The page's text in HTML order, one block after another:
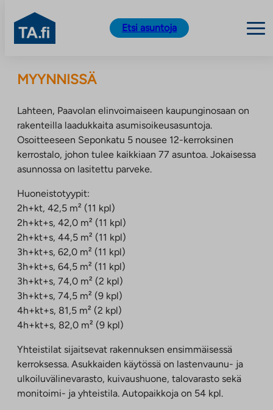
sisältöön
TA.fi
Etsi asuntoja
MYYNNISSÄ
Lahteen, Paavolan elinvoimaiseen kaupunginosaan on
rakenteilla laadukkaita asumisoikeusasuntoja.
Osoitteeseen Seponkatu 5 nousee 12-kerroksinen
kerrostalo, johon tulee kaikkiaan 77 asuntoa. Jokaisessa
asunnossa on lasitettu parveke.
Huoneistotyypit:
2h+kt, 42,5 m² (11 kpl)
2h+kt+s, 42,0 m² (11 kpl)
2h+kt+s, 44,5 m² (11 kpl)
3h+kt+s, 62,0 m² (11 kpl)
3h+kt+s, 64,5 m² (11 kpl)
3h+kt+s, 74,0 m² (2 kpl)
3h+kt+s, 74,5 m² (9 kpl)
4h+kt+s, 81,5 m² (2 kpl)
4h+kt+s, 82,0 m² (9 kpl)
Yhteistilat sijaitsevat rakennuksen ensimmäisessä
kerroksessa. Asukkaiden käytössä on lastenvaunu- ja
ulkoiluvälinevarasto, kuivaushuone, talovarasto sekä
monitoimi- ja yhteistila. Autopaikkoja on 54 kpl.